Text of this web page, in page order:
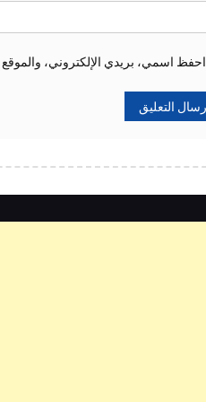
احفظ اسمي، بريدي الإلكتروني، والموقع